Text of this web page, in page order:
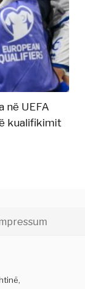
në UEFA
kualifikimit